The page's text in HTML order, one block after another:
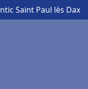
Saint Paul lès Dax